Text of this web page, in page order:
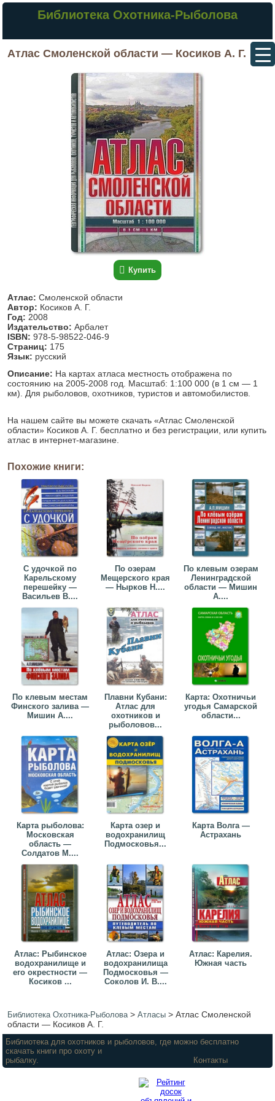
Библиотека Охотника-Рыболова
Атлас Смоленской области — Косиков А. Г.
Купить
Атлас: Смоленской области
Автор: Косиков А. Г.
Год: 2008
Издательство: Арбалет
ISBN: 978-5-98522-046-9
Страниц: 175
Язык: русский
Описание: На картах атласа местность отображена по
состоянию на 2005-2008 год. Масштаб: 1:100 000 (в 1 см — 1
км). Для рыболовов, охотников, туристов и автомобилистов.
На нашем сайте вы можете скачать «Атлас Смоленской
области» Косиков А. Г. бесплатно и без регистрации, или купить
атлас в интернет-магазине.
Похожие книги:
С удочкой по
Карельскому
перешейку —
Васильев В....
По озерам
Мещерского края
— Нырков Н....
По клевым озерам
Ленинградской
области — Мишин
А....
По клевым местам
Финского залива —
Мишин А....
Плавни Кубани:
Атлас для
охотников и
рыболовов...
Карта: Охотничьи
угодья Самарской
области...
Карта рыболова:
Московская
область —
Солдатов М....
Карта озер и
водохранилищ
Подмосковья...
Карта Волга —
Астрахань
Атлас: Рыбинское
водохранилище и
его окрестности —
Косиков ...
Атлас: Озера и
водохранилища
Подмосковья —
Соколов И. В....
Атлас: Карелия.
Южная часть
Библиотека Охотника-Рыболова>Атласы >Атлас Смоленской
области — Косиков А. Г.
Библиотека для охотников и рыболовов, где можно бесплатно
скачать книги про охоту и
рыбалку.
Контакты